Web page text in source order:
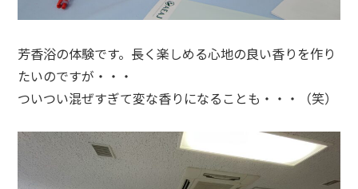
芳香浴の体験です。長く楽しめる心地の良い香りを作り
たいのですが・・・
ついつい混ぜすぎて変な香りになることも・・・（笑）